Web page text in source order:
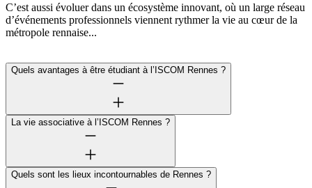
C’est aussi évoluer dans un écosystème innovant, où un large réseau
d’événements professionnels viennent rythmer la vie au cœur de la
métropole rennaise...
Quels avantages à être étudiant à l’ISCOM Rennes ?
La vie associative à l’ISCOM Rennes ?
Quels sont les lieux incontournables de Rennes ?